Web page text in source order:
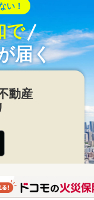
い！
で
届く
動産